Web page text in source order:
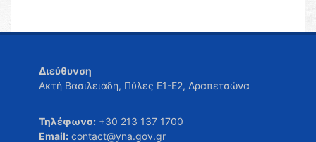
Διεύθυνση
Ακτή Βασιλειάδη, Πύλες Ε1-Ε2, Δραπετσώνα
Τηλέφωνο: +30 213 137 1700
Email: contact@yna.gov.gr